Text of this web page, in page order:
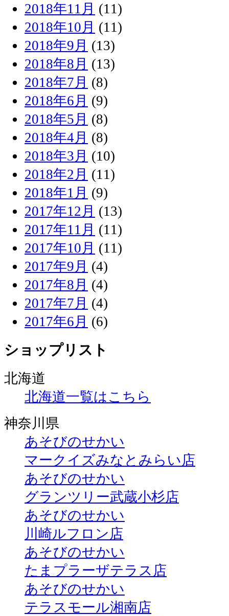
2018年11月 (11)
2018年10月 (11)
2018年9月 (13)
2018年8月 (13)
2018年7月 (8)
2018年6月 (9)
2018年5月 (8)
2018年4月 (8)
2018年3月 (10)
2018年2月 (11)
2018年1月 (9)
2017年12月 (13)
2017年11月 (11)
2017年10月 (11)
2017年9月 (4)
2017年8月 (4)
2017年7月 (4)
2017年6月 (6)
ショップリスト
北海道
北海道一覧はこちら
神奈川県
あそびのせかい
マークイズみなとみらい店
あそびのせかい
グランツリー武蔵小杉店
あそびのせかい
川崎ルフロン店
あそびのせかい
たまプラーザテラス店
あそびのせかい
テラスモール湘南店